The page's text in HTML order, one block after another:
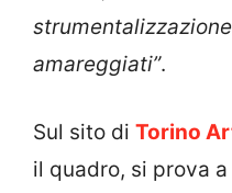
amareggiati”.
Sul sito di Torino
il quadro, si prova